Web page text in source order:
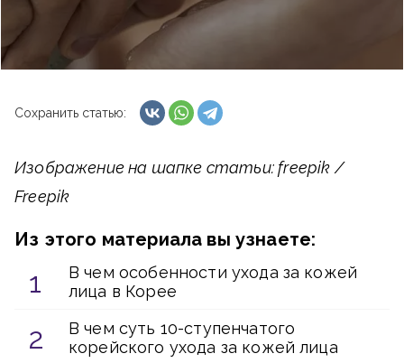
Сохранить статью:
Изображение на шапке статьи: freepik /
Freepik
Из этого материала вы узнаете:
В чем особенности ухода за кожей
лица в Корее
В чем суть 10-ступенчатого
корейского ухода за кожей лица